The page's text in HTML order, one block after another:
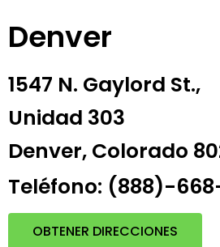
Denver
1547 N. Gaylord St.,
Unidad 303
Denver, Colorado
Teléfono: (888)-668-
OBTENER DIRECCIONES